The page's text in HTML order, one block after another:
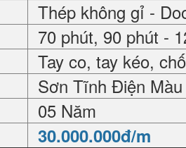
Thép không gỉ -
70 phút, 90 phút -
Tay co, tay kéo,
Sơn Tĩnh Điện
05 Năm
30.000.000đ/m